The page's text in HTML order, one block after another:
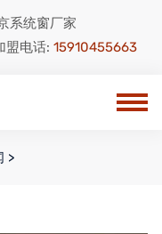
系统窗厂家
盟电话: 15910455663
>